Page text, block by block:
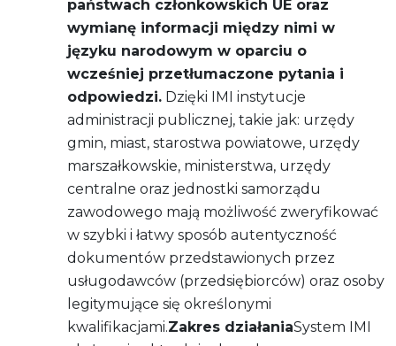
państwach członkowskich UE oraz
wymianę informacji między nimi w
języku narodowym w oparciu o
wcześniej przetłumaczone pytania i
odpowiedzi. Dzięki IMI instytucje
administracji publicznej, takie jak: urzędy
gmin, miast, starostwa powiatowe, urzędy
marszałkowskie, ministerstwa, urzędy
centralne oraz jednostki samorządu
zawodowego mają możliwość zweryfikować
w szybki i łatwy sposób autentyczność
dokumentów przedstawionych przez
usługodawców (przedsiębiorców) oraz osoby
legitymujące się określonymi
kwalifikacjami.Zakres działaniaSystem IMI